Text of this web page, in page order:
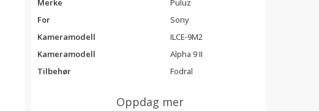
Merke
Puluz
For
Sony
Kameramodell
ILCE-9M2
Kameramodell
Alpha 9 II
Tilbehør
Fodral
Oppdag mer